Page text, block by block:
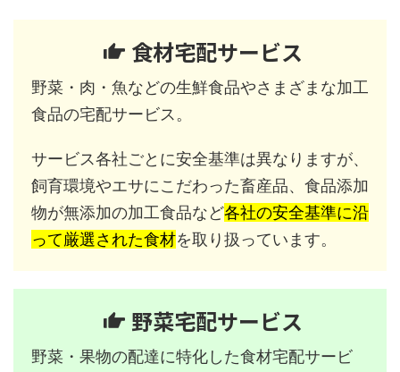
食材宅配サービス
野菜・肉・魚などの生鮮食品やさまざまな加工
食品の宅配サービス。
サービス各社ごとに安全基準は異なりますが、
飼育環境やエサにこだわった畜産品、食品添加
物が無添加の加工食品など各社の安全基準に沿
って厳選された食材を取り扱っています。
野菜宅配サービス
野菜・果物の配達に特化した食材宅配サービ